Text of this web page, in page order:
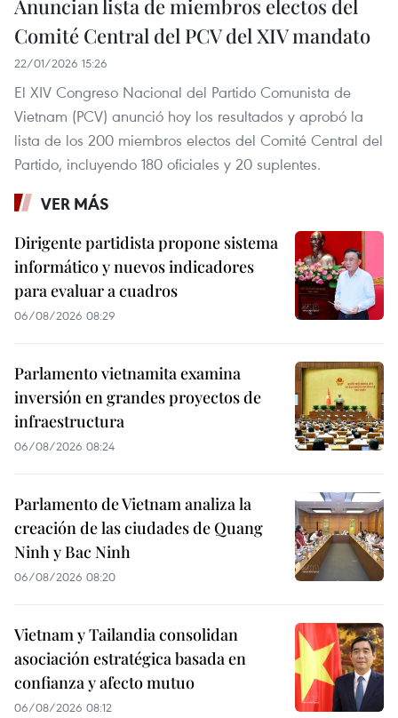
Anuncian lista de miembros electos del
Comité Central del PCV del XIV mandato
22/01/2026 15:26
El XIV Congreso Nacional del Partido Comunista de
Vietnam (PCV) anunció hoy los resultados y aprobó la
lista de los 200 miembros electos del Comité Central del
Partido, incluyendo 180 oficiales y 20 suplentes.
VER MÁS
Dirigente partidista propone sistema
informático y nuevos indicadores
para evaluar a cuadros
06/08/2026 08:29
Parlamento vietnamita examina
inversión en grandes proyectos de
infraestructura
06/08/2026 08:24
Parlamento de Vietnam analiza la
creación de las ciudades de Quang
Ninh y Bac Ninh
06/08/2026 08:20
Vietnam y Tailandia consolidan
asociación estratégica basada en
confianza y afecto mutuo
06/08/2026 08:12